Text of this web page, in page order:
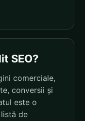
SEO?
comerciale,
conversii și
este o
de